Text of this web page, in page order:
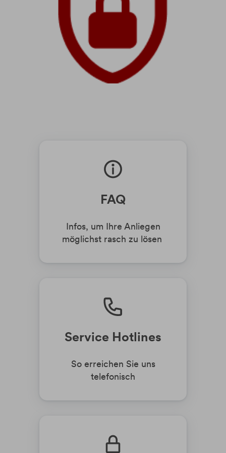
FAQ
Infos, um Ihre Anliegen
möglichst rasch zu lösen
Service Hotlines
So erreichen Sie uns
telefonisch